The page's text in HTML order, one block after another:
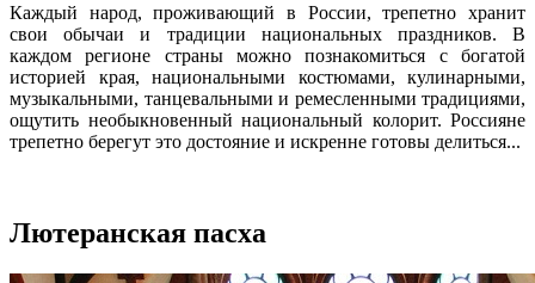
Каждый народ, проживающий в России, трепетно хранит
свои обычаи и традиции национальных праздников. В
каждом регионе страны можно познакомиться с богатой
историей края, национальными костюмами, кулинарными,
музыкальными, танцевальными и ремесленными традициями,
ощутить необыкновенный национальный колорит. Россияне
трепетно берегут это достояние и искренне готовы делиться...
Лютеранская пасха